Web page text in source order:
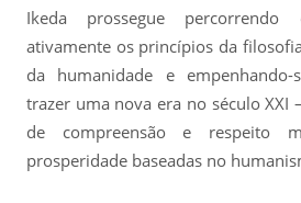
Ikeda prossegue
ativamente os princípios da
da humanidade e empenhando-
trazer uma nova era no século XXI
de compreensão e respeito
prosperidade baseadas no